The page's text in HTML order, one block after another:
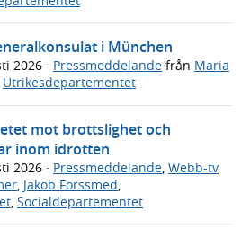
i München
2026 · Pressmeddelande från Maria
Utrikesdepartementet
mot brottslighet och
inom idrotten
2026 · Pressmeddelande, Webb-tv
, Jakob Forssmed,
, Socialdepartementet